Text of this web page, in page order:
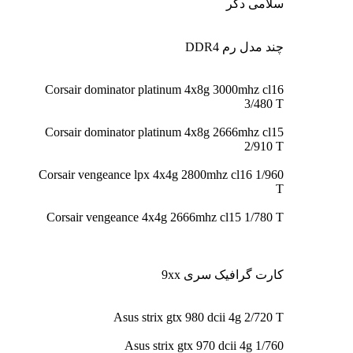
سلامی دگر
چند مدل رم DDR4
Corsair dominator platinum 4x8g 3000mhz cl16
3/480 T
Corsair dominator platinum 4x8g 2666mhz cl15
2/910 T
Corsair vengeance lpx 4x4g 2800mhz cl16 1/960
T
Corsair vengeance 4x4g 2666mhz cl15 1/780 T
کارت گرافیک سری 9xx
Asus strix gtx 980 dcii 4g 2/720 T
Asus strix gtx 970 dcii 4g 1/760